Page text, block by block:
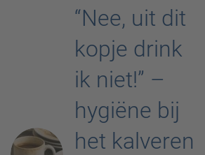
“Nee, uit dit
kopje drink
ik niet!” –
hygiëne bij
het kalveren